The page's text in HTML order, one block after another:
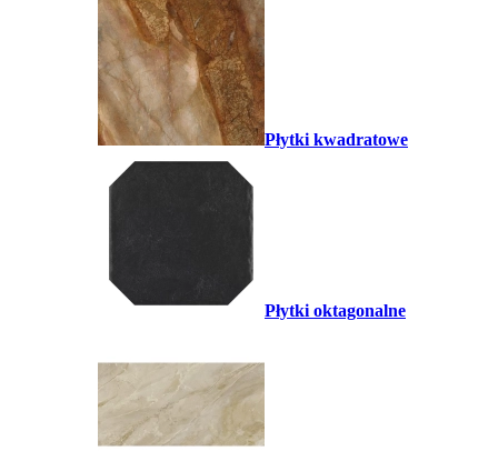
Płytki kwadratowe
Płytki oktagonalne